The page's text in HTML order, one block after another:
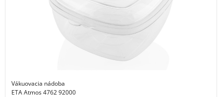
Vákuovacia nádoba
ETA Atmos 4762 92000